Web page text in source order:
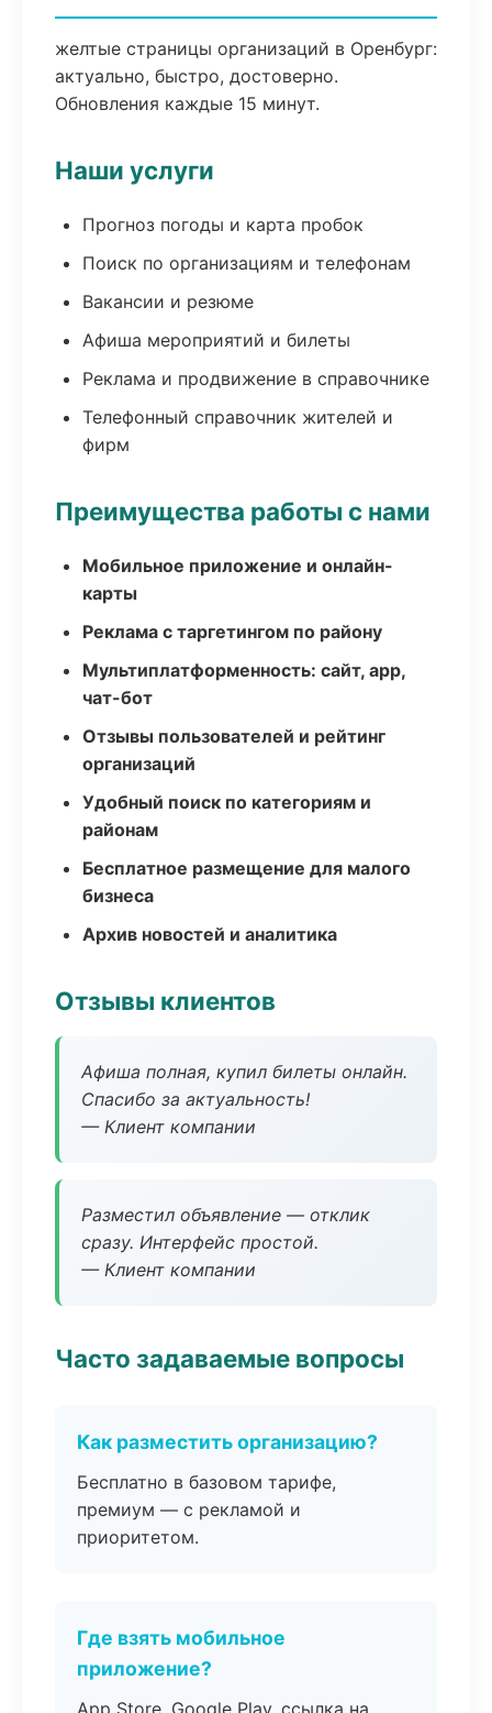
желтые страницы организаций в Оренбург:
актуально, быстро, достоверно.
Обновления каждые 15 минут.
Наши услуги
Прогноз погоды и карта пробок
Поиск по организациям и телефонам
Вакансии и резюме
Афиша мероприятий и билеты
Реклама и продвижение в справочнике
Телефонный справочник жителей и
фирм
Преимущества работы с нами
Мобильное приложение и онлайн-
карты
Реклама с таргетингом по району
Мультиплатформенность: сайт, app,
чат-бот
Отзывы пользователей и рейтинг
организаций
Удобный поиск по категориям и
районам
Бесплатное размещение для малого
бизнеса
Архив новостей и аналитика
Отзывы клиентов
Афиша полная, купил билеты онлайн.
Спасибо за актуальность!
— Клиент компании
Разместил объявление — отклик
сразу. Интерфейс простой.
— Клиент компании
Часто задаваемые вопросы
Как разместить организацию?
Бесплатно в базовом тарифе,
премиум — с рекламой и
приоритетом.
Где взять мобильное
приложение?
App Store, Google Play, ссылка на